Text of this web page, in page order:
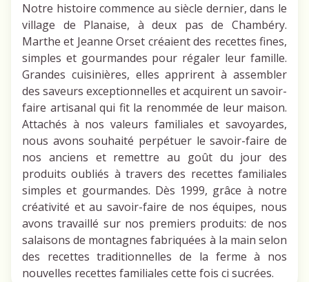
Notre histoire commence au siècle dernier, dans le
village de Planaise, à deux pas de Chambéry.
Marthe et Jeanne Orset créaient des recettes fines,
simples et gourmandes pour régaler leur famille.
Grandes cuisinières, elles apprirent à assembler
des saveurs exceptionnelles et acquirent un savoir-
faire artisanal qui fit la renommée de leur maison.
Attachés à nos valeurs familiales et savoyardes,
nous avons souhaité perpétuer le savoir-faire de
nos anciens et remettre au goût du jour des
produits oubliés à travers des recettes familiales
simples et gourmandes. Dès 1999, grâce à notre
créativité et au savoir-faire de nos équipes, nous
avons travaillé sur nos premiers produits: de nos
salaisons de montagnes fabriquées à la main selon
des recettes traditionnelles de la ferme à nos
nouvelles recettes familiales cette fois ci sucrées.